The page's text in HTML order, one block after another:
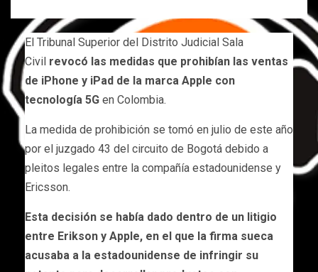
El Tribunal Superior del Distrito Judicial Sala
Civil revocó las medidas que prohibían las ventas
de iPhone y iPad de la marca Apple con
tecnología 5G en Colombia.
La medida de prohibición se tomó en julio de este año
por el juzgado 43 del circuito de Bogotá debido a
pleitos legales entre la compañía estadounidense y
Ericsson.
Esta decisión se había dado dentro de un litigio
entre Erikson y Apple, en el que la firma sueca
acusaba a la estadounidense de infringir su